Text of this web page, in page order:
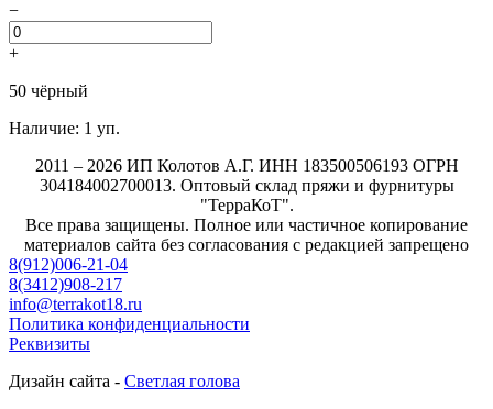
−
+
50 чёрный
Наличие: 1 уп.
2011 – 2026 ИП Колотов А.Г. ИНН 183500506193 ОГРН
304184002700013. Оптовый склад пряжи и фурнитуры
"ТерраКоТ".
Все права защищены. Полное или частичное копирование
материалов сайта без согласования с редакцией запрещено
8(912)006-21-04
8(3412)908-217
info@terrakot18.ru
Политика конфиденциальности
Реквизиты
Дизайн сайта - Светлая голова